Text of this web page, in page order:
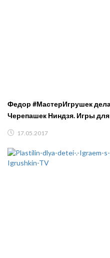
Федор #МастерИгрушек
Черепашек Ниндзя. Игры
17.05.2017